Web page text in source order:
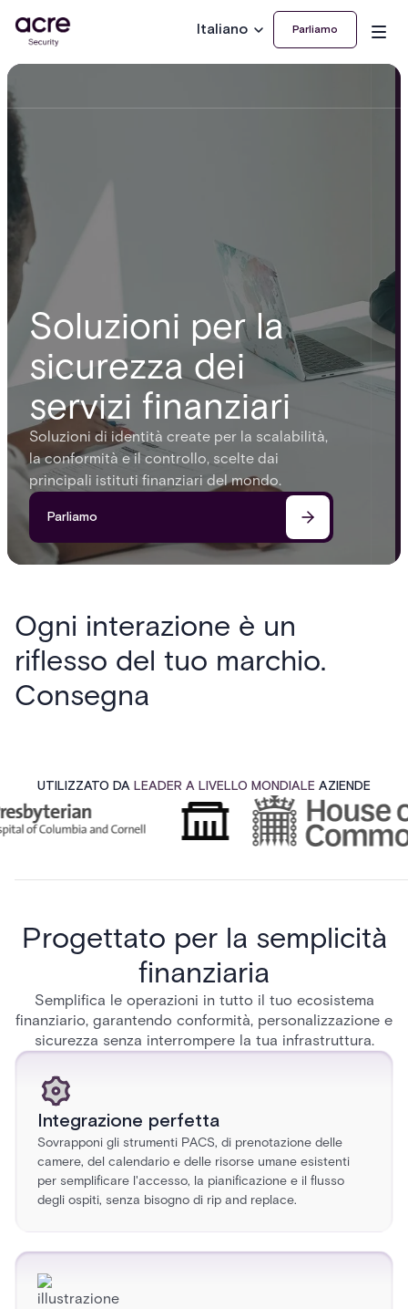
Italiano Parliamo
Soluzioni per la
sicurezza dei
servizi finanziari
Soluzioni di identità create per la scalabilità,
la conformità e il controllo, scelte dai
principali istituti finanziari del mondo.
Parliamo
Ogni interazione è un
riflesso del tuo marchio.
Consegna
UTILIZZATO DA LEADER A LIVELLO MONDIALE AZIENDE
Progettato per la semplicità
finanziaria
Semplifica le operazioni in tutto il tuo ecosistema
finanziario, garantendo conformità, personalizzazione e
sicurezza senza interrompere la tua infrastruttura.
Integrazione perfetta
Sovrapponi gli strumenti PACS, di prenotazione delle
camere, del calendario e delle risorse umane esistenti
per semplificare l'accesso, la pianificazione e il flusso
degli ospiti, senza bisogno di rip and replace.